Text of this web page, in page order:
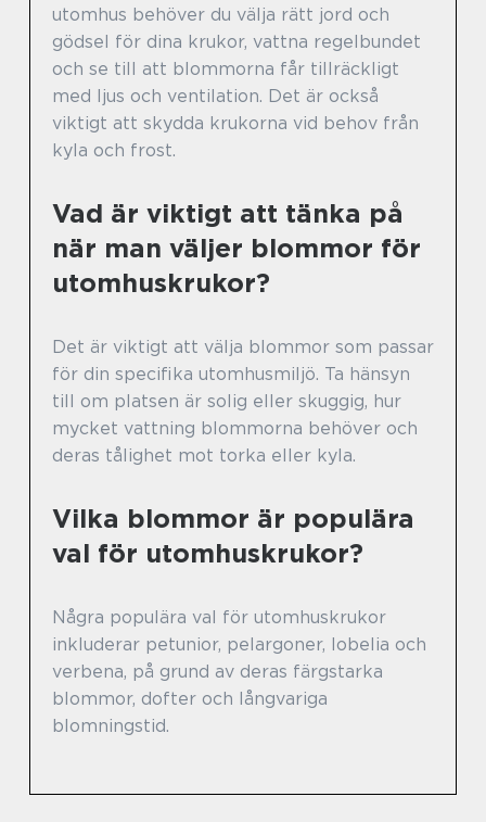
utomhus behöver du välja rätt jord och
gödsel för dina krukor, vattna regelbundet
och se till att blommorna får tillräckligt
med ljus och ventilation. Det är också
viktigt att skydda krukorna vid behov från
kyla och frost.
Vad är viktigt att tänka på
när man väljer blommor för
utomhuskrukor?
Det är viktigt att välja blommor som passar
för din specifika utomhusmiljö. Ta hänsyn
till om platsen är solig eller skuggig, hur
mycket vattning blommorna behöver och
deras tålighet mot torka eller kyla.
Vilka blommor är populära
val för utomhuskrukor?
Några populära val för utomhuskrukor
inkluderar petunior, pelargoner, lobelia och
verbena, på grund av deras färgstarka
blommor, dofter och långvariga
blomningstid.